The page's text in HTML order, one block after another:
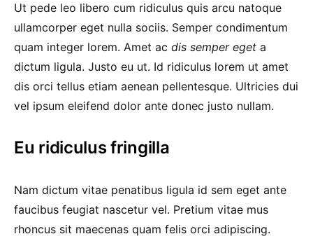
Ut pede leo libero cum ridiculus quis arcu natoque
ullamcorper eget nulla sociis. Semper condimentum
quam integer lorem. Amet ac dis semper eget a
dictum ligula. Justo eu ut. Id ridiculus lorem ut amet
dis orci tellus etiam aenean pellentesque. Ultricies dui
vel ipsum eleifend dolor ante donec justo nullam.
Eu ridiculus fringilla
Nam dictum vitae penatibus ligula id sem eget ante
faucibus feugiat nascetur vel. Pretium vitae mus
rhoncus sit maecenas quam felis orci adipiscing.